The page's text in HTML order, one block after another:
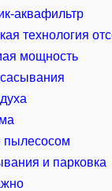
аквафильтр
технология
мощность
пылесосом
и парковка